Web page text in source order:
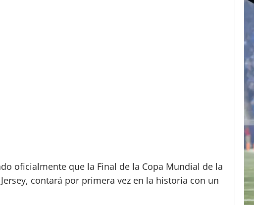
oficialmente que la Final de la Copa Mundial de la
contará por primera vez en la historia con un